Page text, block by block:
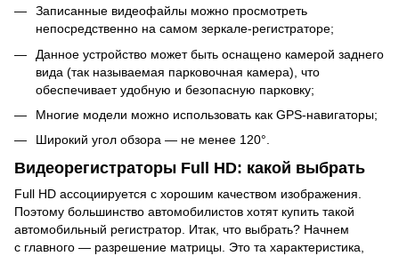
Записанные видеофайлы можно просмотреть
непосредственно на самом зеркале-регистраторе;
Данное устройство может быть оснащено камерой заднего
вида (так называемая парковочная камера), что
обеспечивает удобную и безопасную парковку;
Многие модели можно использовать как GPS-навигаторы;
Широкий угол обзора — не менее 120°.
Видеорегистраторы Full HD: какой выбрать
Full HD ассоциируется с хорошим качеством изображения.
Поэтому большинство автомобилистов хотят купить такой
автомобильный регистратор. Итак, что выбрать? Начнем
с главного — разрешение матрицы. Это та характеристика,